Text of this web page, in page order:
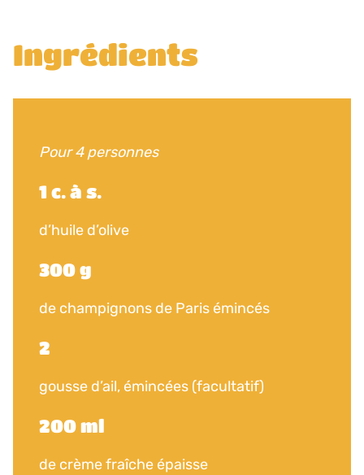
Ingrédients
Pour 4 personnes
1 c. à s.
d’huile d’olive
300 g
de champignons de Paris émincés
2
gousse d’ail, émincées (facultatif)
200 ml
de crème fraîche épaisse